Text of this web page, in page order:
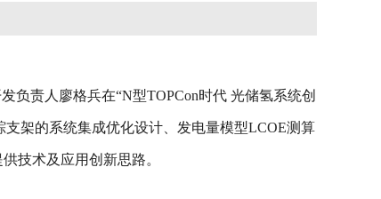
负责人廖格兵在“N型TOPCon时代 光储氢系统创
架的系统集成优化设计、发电量模型LCOE测算
技术及应用创新思路。